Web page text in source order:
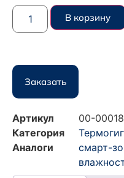
В корзину
Заказать
Артикул
00-
Категория
Аналоги
смарт-